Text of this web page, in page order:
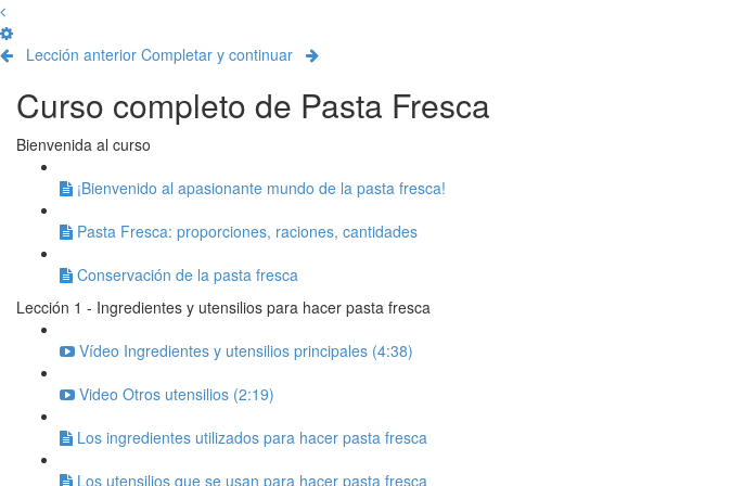
Lección anterior Completar y continuar
Curso completo de Pasta Fresca
Bienvenida al curso
¡Bienvenido al apasionante mundo de la pasta fresca!
Pasta Fresca: proporciones, raciones, cantidades
Conservación de la pasta fresca
Lección 1 - Ingredientes y utensilios para hacer pasta fresca
Vídeo Ingredientes y utensilios principales (4:38)
Video Otros utensilios (2:19)
Los ingredientes utilizados para hacer pasta fresca
Los utensilios que se usan para hacer pasta fresca